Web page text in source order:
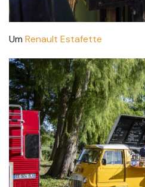
Um Renault Estafette